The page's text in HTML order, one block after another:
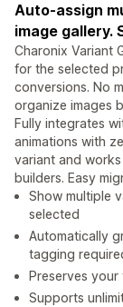
Auto-assign
image gallery.
Charonix Variant
for the selected
conversions. No
organize images
Fully integrates
animations with
variant and
builders. Easy
Show multiple
selected
Automatically
tagging
Preserves your
Supports